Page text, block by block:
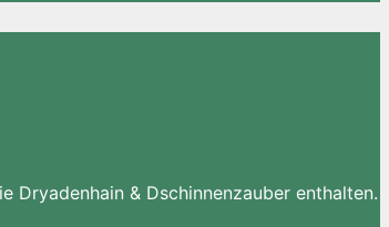
Dryadenhain & Dschinnenzauber enthalten.